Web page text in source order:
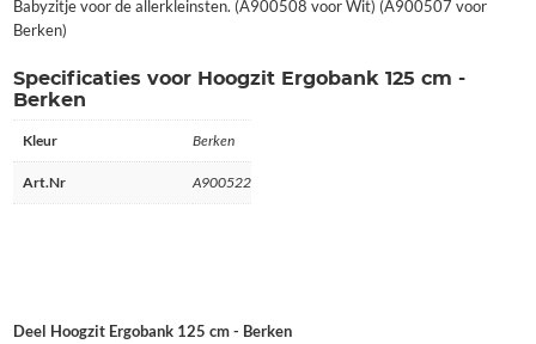
Babyzitje voor de allerkleinsten. (A900508 voor Wit) (A900507 voor
Berken)
Specificaties voor Hoogzit Ergobank 125 cm -
Berken
Kleur Berken
Art.Nr A900522
Deel Hoogzit Ergobank 125 cm - Berken